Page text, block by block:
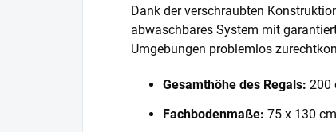
Dank der verschraubten
abwaschbares System mit
Umgebungen problemlos
Gesamthöhe des Regals: 200
Fachbodenmaße: 75 x 130 cm